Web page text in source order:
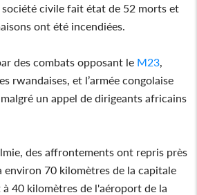
société civile fait état de 52 morts et
ont été incendiées.
des combats opposant le M23
rwandaises, et l’armée congolaise
un appel de dirigeants africains
des affrontements ont repris près
environ 70 kilomètres de la capitale
40 kilomètres de l'aéroport de la